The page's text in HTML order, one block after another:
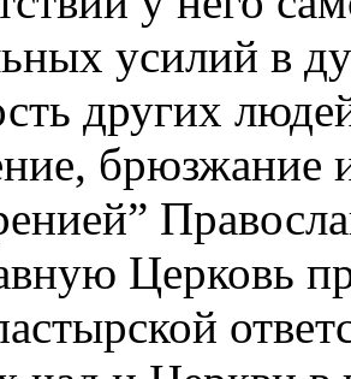
усилий в
других
брюзжание
Церковь